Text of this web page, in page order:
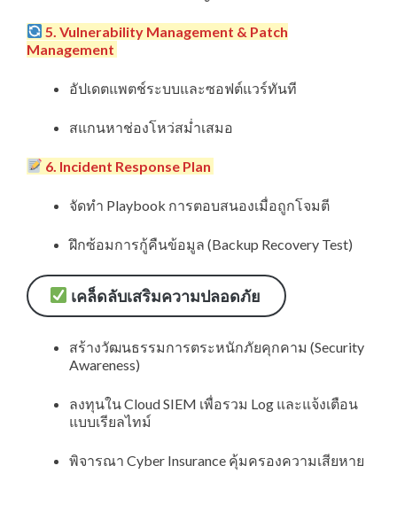
5. Vulnerability Management & Patch
Management
อัปเดตแพตช์ระบบและซอฟต์แวร์ทันที
สแกนหาช่องโหว่สม่ำเสมอ
6. Incident Response Plan
จัดทำ Playbook การตอบสนองเมื่อถูกโจมตี
ฝึกซ้อมการกู้คืนข้อมูล (Backup Recovery Test)
เคล็ดลับเสริมความปลอดภัย
สร้างวัฒนธรรมการตระหนักภัยคุกคาม (Security
Awareness)
ลงทุนใน Cloud SIEM เพื่อรวม Log และแจ้งเตือน
แบบเรียลไทม์
พิจารณา Cyber Insurance คุ้มครองความเสียหาย